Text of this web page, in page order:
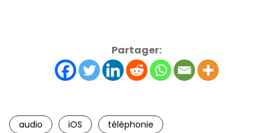
Partager:
audio iOS téléphonie